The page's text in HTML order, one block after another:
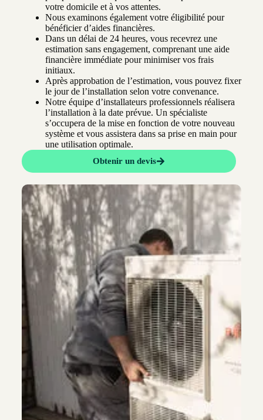
votre domicile et à vos attentes.
Nous examinons également votre éligibilité pour
bénéficier d’aides financières.
Dans un délai de 24 heures, vous recevrez une
estimation sans engagement, comprenant une aide
financière immédiate pour minimiser vos frais
initiaux.
Après approbation de l’estimation, vous pouvez fixer
le jour de l’installation selon votre convenance.
Notre équipe d’installateurs professionnels réalisera
l’installation à la date prévue. Un spécialiste
s’occupera de la mise en fonction de votre nouveau
système et vous assistera dans sa prise en main pour
une utilisation optimale.
Obtenir un devis